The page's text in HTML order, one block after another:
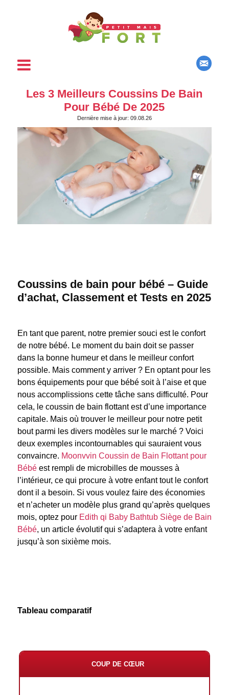
Les 3 Meilleurs Coussins De Bain
Pour Bébé De 2025
Dernière mise à jour: 09.08.26
Coussins de bain pour bébé – Guide
d’achat, Classement et Tests en 2025
En tant que parent, notre premier souci est le confort
de notre bébé. Le moment du bain doit se passer
dans la bonne humeur et dans le meilleur confort
possible. Mais comment y arriver ? En optant pour les
bons équipements pour que bébé soit à l’aise et que
nous accomplissions cette tâche sans difficulté. Pour
cela, le coussin de bain flottant est d’une importance
capitale. Mais où trouver le meilleur pour notre petit
bout parmi les divers modèles sur le marché ? Voici
deux exemples incontournables qui sauraient vous
convaincre. Moonvvin Coussin de Bain Flottant pour
Bébéest rempli de microbilles de mousses à
l’intérieur, ce qui procure à votre enfant tout le confort
dont il a besoin. Si vous voulez faire des économies
et n’acheter un modèle plus grand qu’après quelques
mois, optez pour Edith qi Baby Bathtub Siège de Bain
Bébé, un article évolutif qui s’adaptera à votre enfant
jusqu’à son sixième mois.
Tableau comparatif
COUP DE CŒUR